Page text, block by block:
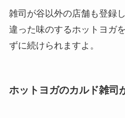
雑司が谷以外の店舗も登録
違った味のするホットヨガ
ずに続けられますよ。
ホットヨガのカルド雑司